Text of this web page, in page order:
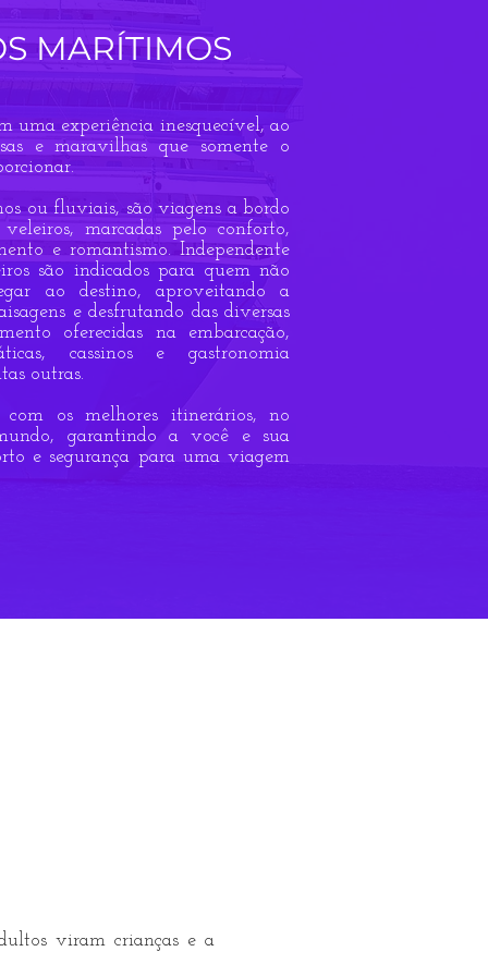
MARÍTIMOS
uma experiência inesquecível, ao
e maravilhas que somente o
ou fluviais, são viagens a bordo
marcadas pelo conforto,
e romantismo. Independente
são indicados para quem não
ao destino, aproveitando a
e desfrutando das diversas
oferecidas na embarcação,
cassinos e gastronomia
outras.
com os melhores itinerários, no
garantindo a você e sua
e segurança para uma viagem
viram crianças e a